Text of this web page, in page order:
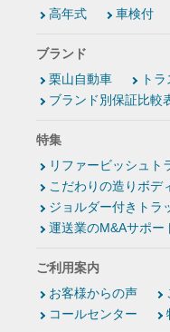
高年式
車検付
ブランド
栗山自動車
ト
ブランド別保証比較
特集
リファービッシュト
こだわりの造りボデ
ジョルダー付きトラ
運送業のM&Aサポー
ご利用案内
お客様からの声
コールセンター